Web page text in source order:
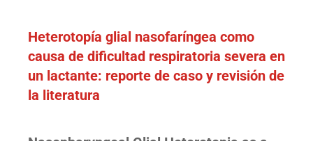
Heterotopía glial nasofaríngea como
causa de dificultad respiratoria severa en
un lactante: reporte de caso y revisión de
la literatura